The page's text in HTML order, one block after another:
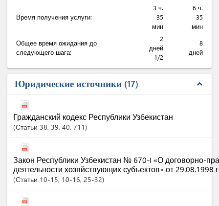
Время получения услуги:
3 ч.
35
мин
6 ч.
35
мин
Общее время ожидания до
следующего шага:
2
дней
1/2
8
дней
Юридические источники 17 expand_less
Гражданский кодекс Республики Узбекистан
Статьи 38, 39, 40, 711
Закон Республики Узбекистан № 670-I «О договорно-
деятельности хозяйствующих субъектов» от 29.08.1998
Статьи 10-15, 10-16, 25-32